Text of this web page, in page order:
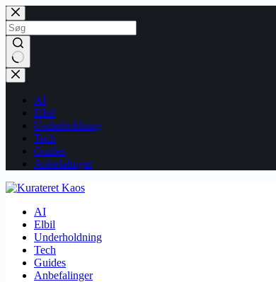
Fortsæt
til
indhold
Ingen
resultater
AI
Elbil
Underholdning
Tech
Guides
Anbefalinger
AI
Elbil
Underholdning
Tech
Guides
Anbefalinger